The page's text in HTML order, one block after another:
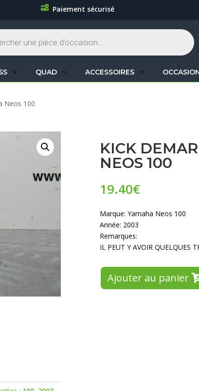
Paiement sécurisé
QUAD ACCESSOIRES
Neos 100
KICK
NEOS 100
19.40€
Marque: Yamaha Neos 100
Année: 2003
Remarques:
IL PEUT Y AVOIR QUELQUES
Ajouter au panier